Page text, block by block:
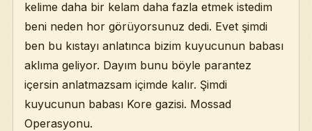
kelime daha bir kelam daha fazla etmek istedim
beni neden hor görüyorsunuz dedi. Evet şimdi
ben bu kıstayı anlatınca bizim kuyucunun babası
aklıma geliyor. Dayım bunu böyle parantez
içersin anlatmazsam içimde kalır. Şimdi
kuyucunun babası Kore gazisi. Mossad
Operasyonu.